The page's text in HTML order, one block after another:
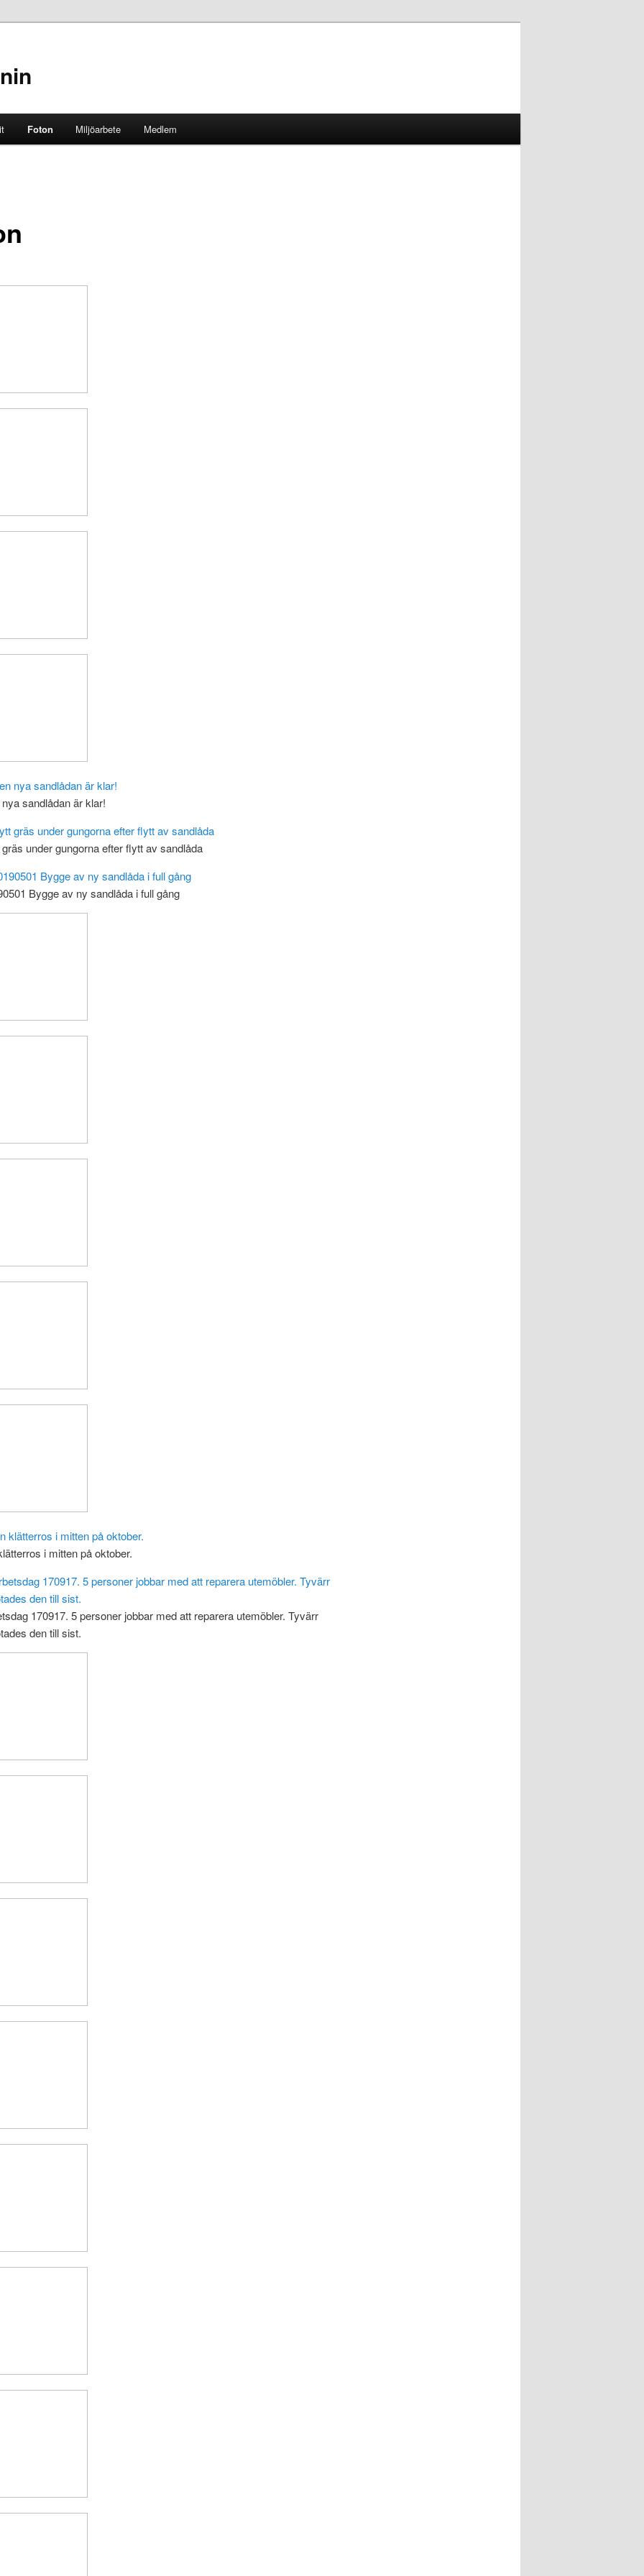
Foton Miljöarbete Medlem
sandlådan är klar!
under gungorna efter flytt av sandlåda
Bygge av ny sandlåda i full gång
i mitten på oktober.
170917. 5 personer jobbar med att reparera utemöbler. Tyvärr
den till sist.